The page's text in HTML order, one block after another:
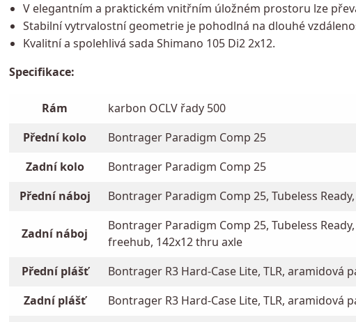
V elegantním a praktickém vnitřním úložném prostoru lze
Stabilní vytrvalostní geometrie je pohodlná na dlouhé
Kvalitní a spolehlivá sada Shimano 105 Di2 2x12.
Specifikace:
Rám
karbon OCLV řady 500
Přední kolo
Bontrager Paradigm Comp 25
Zadní kolo
Bontrager Paradigm Comp 25
Přední náboj
Bontrager Paradigm Comp 25, Tubeless
Zadní náboj
Bontrager Paradigm Comp 25, Tubeless
freehub, 142x12 thru axle
Přední plášť
Bontrager R3 Hard-Case Lite, TLR, aramidová
Zadní plášť
Bontrager R3 Hard-Case Lite, TLR, aramidová